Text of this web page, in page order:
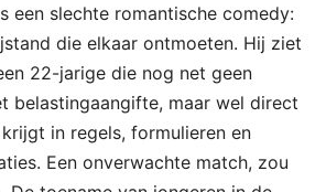
een slechte romantische comedy:
die elkaar ontmoeten. Hij ziet
22-jarige die nog net geen
belastingaangifte, maar wel direct
in regels, formulieren en
Een onverwachte match, zou